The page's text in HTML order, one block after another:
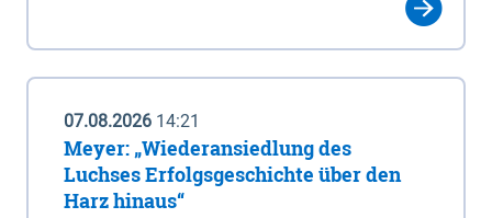
07.08.2026 14:21
Meyer: „Wiederansiedlung des
Luchses Erfolgsgeschichte über den
Harz hinaus“